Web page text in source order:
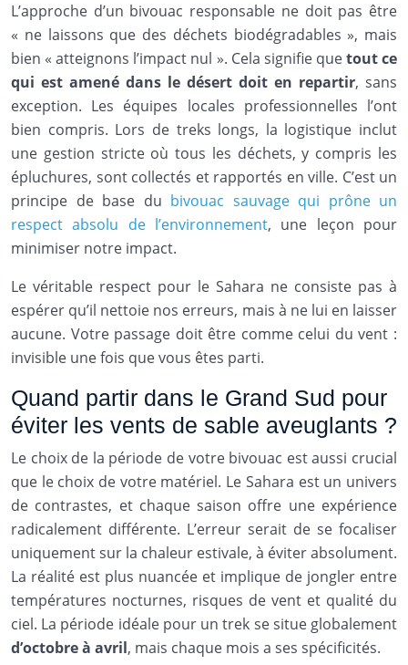
L’approche d’un bivouac responsable ne doit pas être
« ne laissons que des déchets biodégradables », mais
bien « atteignons l’impact nul ». Cela signifie quetout ce
qui est amené dans le désert doit en repartir, sans
exception. Les équipes locales professionnelles l’ont
bien compris. Lors de treks longs, la logistique inclut
une gestion stricte où tous les déchets, y compris les
épluchures, sont collectés et rapportés en ville. C’est un
principe de base du bivouac sauvage qui prône un
respect absolu de l’environnement, une leçon pour
minimiser notre impact.
Le véritable respect pour le Sahara ne consiste pas à
espérer qu’il nettoie nos erreurs, mais à ne lui en laisser
aucune. Votre passage doit être comme celui du vent :
invisible une fois que vous êtes parti.
Quand partir dans le Grand Sud pour
éviter les vents de sable aveuglants ?
Le choix de la période de votre bivouac est aussi crucial
que le choix de votre matériel. Le Sahara est un univers
de contrastes, et chaque saison offre une expérience
radicalement différente. L’erreur serait de se focaliser
uniquement sur la chaleur estivale, à éviter absolument.
La réalité est plus nuancée et implique de jongler entre
températures nocturnes, risques de vent et qualité du
ciel. La période idéale pour un trek se situe globalement
d’octobre à avril, mais chaque mois a ses spécificités.